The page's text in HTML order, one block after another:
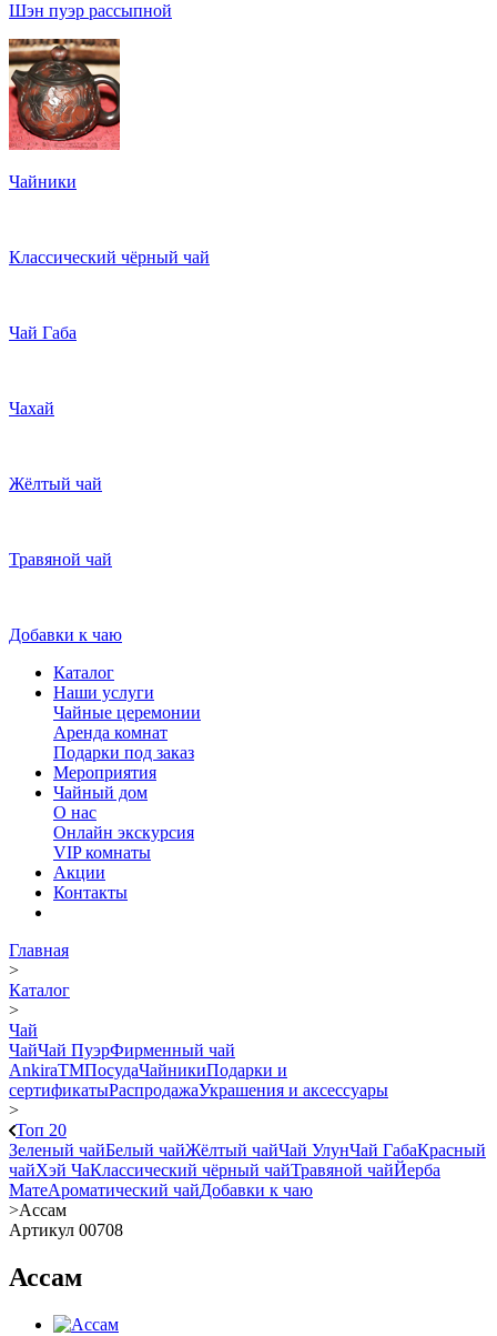
Шэн пуэр рассыпной
Чайники
Классический чёрный чай
Чай Габа
Чахай
Жёлтый чай
Травяной чай
Добавки к чаю
Каталог
Наши услуги
Чайные церемонии
Аренда комнат
Подарки под заказ
Мероприятия
Чайный дом
О нас
Онлайн экскурсия
VIP комнаты
Акции
Контакты
Главная
>
Каталог
>
Чай
ЧайЧай ПуэрФирменный чай
AnkiraTMПосудаЧайникиПодарки и
сертификатыРаспродажаУкрашения и аксессуары
>
Топ 20
Зеленый чайБелый чайЖёлтый чайЧай УлунЧай ГабаКрасный
чайХэй ЧаКлассический чёрный чайТравяной чайЙерба
МатеАроматический чайДобавки к чаю
>Ассам
Артикул 00708
Ассам